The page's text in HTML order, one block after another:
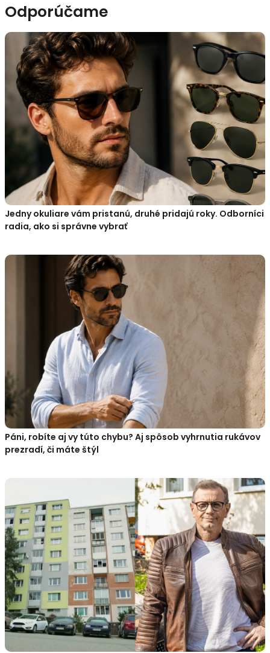
Odporúčame
Jedny okuliare vám pristanú, druhé pridajú roky. Odborníci
radia, ako si správne vybrať
Páni, robíte aj vy túto chybu? Aj spôsob vyhrnutia rukávov
prezradí, či máte štýl